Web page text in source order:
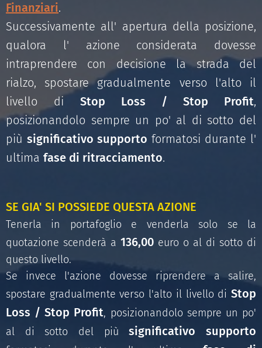
Finanziari.
Successivamente all' apertura della posizione,
qualora l' azione considerata dovesse
intraprendere con decisione la strada del
rialzo, spostare gradualmente verso l'alto il
livello di Stop Loss / Stop Profit,
posizionandolo sempre un po' al di sotto del
più significativo supporto formatosi durante l'
ultima fase di ritracciamento.
SE GIA' SI POSSIEDE QUESTA AZIONE
Tenerla in portafoglio e venderla solo se la
quotazione scenderà a 136,00 euro o al di sotto di
questo livello.
Se invece l'azione dovesse riprendere a salire,
spostare gradualmente verso l'alto il livello di Stop
Loss / Stop Profit, posizionandolo sempre un po'
al di sotto del piùsignificativo supporto